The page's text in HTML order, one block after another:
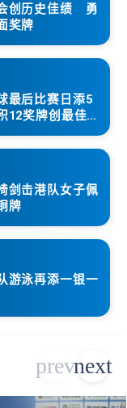
创历史佳绩 勇
奖牌
最后比赛日添5
奖牌创最佳成
剑击港队女子佩
牌
游泳再添一银一